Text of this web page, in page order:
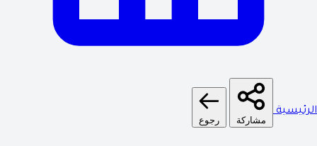
الرئيسية
مشاركة رجوع